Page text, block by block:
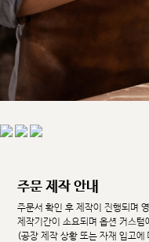
주문 제작 안내
주문서 확인 후 제작이 진행되며
제작기간이 소요되며 옵션 커스
(공장 제작 상황 또는 자재 입고